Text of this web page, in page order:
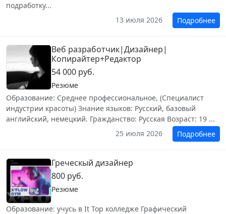
подработку...
13 июля 2026
Подробнее
Веб разработчик|Дизайнер|
Копирайтер+Редактор
54 000 руб.
Резюме
Образование: Среднее профессиональное, (Специалист
индустрии красоты) Знание языков: Русский, базовый
английский, немецкий. Гражданство: Русская Возраст: 19 ...
25 июля 2026
Подробнее
Греческый дизайнер
800 руб.
Резюме
Образование: учусь в It Top колледже Графический